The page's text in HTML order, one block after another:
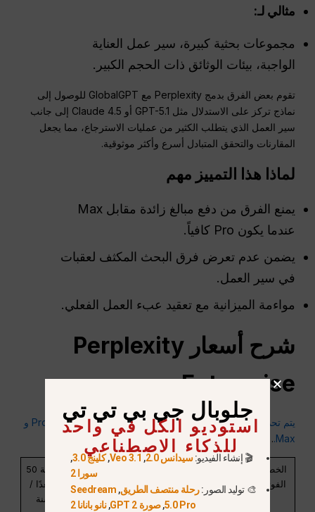
مثالي لـ:
مجموعات بحثية كبيرة، سير عمل العناية
الواجبة، بيئات الوثائق ذات الحجم الكبير.
تقوم بعض الفرق بدمج Perplexity مع GlobalGPT للوصول إلى
نماذج تركز على الاستدلال مثل GPT-5.1 أو Claude 4.5 إلى جانب
سير العمل الذي يتطلب الكثير من عمليات الاسترجاع، مما يجعل
المقارنات والتحقق المتبادل أسرع وأكثر موثوقية.
لماذا هذا التمييز مهم
يمنع الفرق من دفع مبالغ زائدة مقابل Max
عندما يكون Pro كافياً.
يضمن عدم تعرض فرق البحث المكثف لعقبات
في سير العمل.
مواءمة الميزانية مع تعقيد عبء العمل الفعلي.
شرح أسعار Perplexity
Enterprise
يتم تحديد الأسعار لكل مقعد، مع مجموعات مرنة من تراخيص Pro و
Max.
.
الخطة /
الفوترة
الشهري
السنوي
(لكل
مقاعد /
سنة
تكلفة 20
مقعدًا /
سنة
تكلفة 50
مقعدًا /
سنة
جلوبال جي بي تي تي
استوديو الكل في واحد
للذكاء الاصطناعي
🎬 إنشاء الفيديو:سيدانس 2.0 ,
Veo 3.1
,كلينج 3.0
,
سورا 2
🎨 توليد الصور:رحلة منتصف الطريق,
Seedream
5.0 Pro
,صورة GPT 2 ,نانو بانانا 2